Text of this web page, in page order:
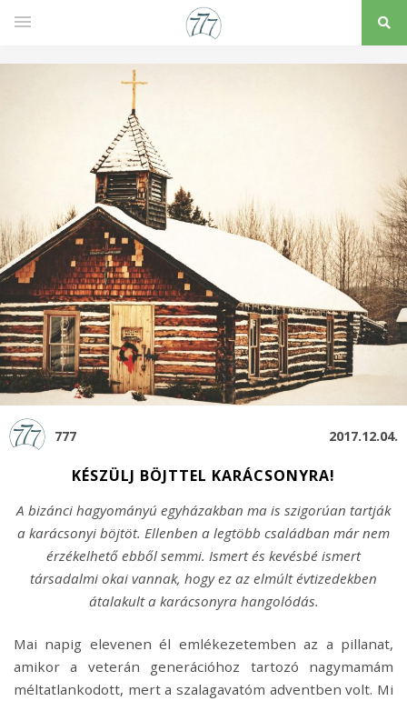
777 2017.12.04.
KÉSZÜLJ BÖJTTEL KARÁCSONYRA!
A bizánci hagyományú egyházakban ma is szigorúan tartják
a karácsonyi böjtöt. Ellenben a legtöbb családban már nem
érzékelhető ebből semmi. Ismert és kevésbé ismert
társadalmi okai vannak, hogy ez az elmúlt évtizedekben
átalakult a karácsonyra hangolódás.
Mai napig elevenen él emlékezetemben az a pillanat,
amikor a veterán generációhoz tartozó nagymamám
méltatlankodott, mert a szalagavatóm adventben volt. Mi